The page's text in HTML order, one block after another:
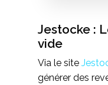
Jestocke :
vide
Via le site
générer des